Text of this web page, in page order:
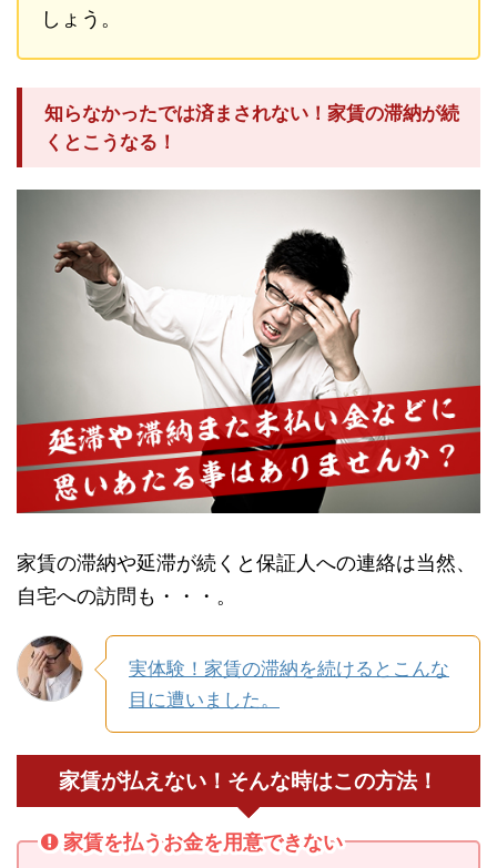
しょう。
知らなかったでは済まされない！家賃の滞納が続
くとこうなる！
家賃の滞納や延滞が続くと保証人への連絡は当然、
自宅への訪問も・・・。
実体験！家賃の滞納を続けるとこんな
目に遭いました。
家賃が払えない！そんな時はこの方法！
家賃を払うお金を用意できない